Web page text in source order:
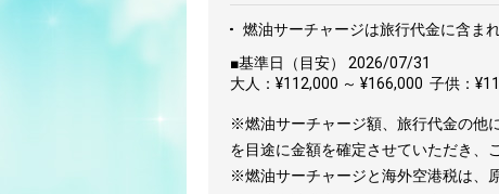
燃油サーチャージは旅行代金に含ま
■基準日（目安） 2026/07/31
大人：¥112,000 ～ ¥166,000 子供：
※燃油サーチャージ額、旅行代金の他
を目途に金額を確定させていただき、
※燃油サーチャージと海外空港税は、